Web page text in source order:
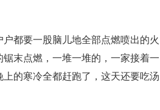
都要一股脑儿地全部点燃喷出的火
末点燃，一堆一堆的，一家接着一
的寒冷全都赶跑了，这天还要吃汤